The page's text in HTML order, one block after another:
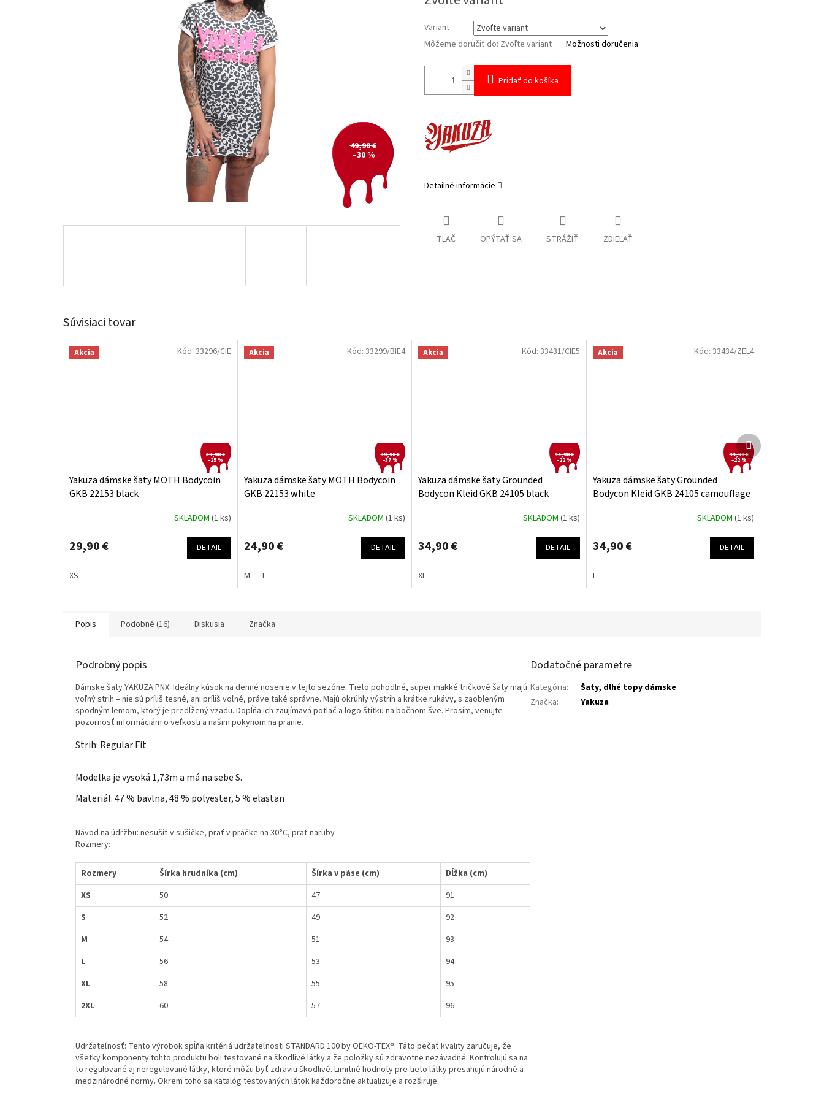
49,90 €
–30 %
Variant
Môžeme doručiť do: Zvoľte variant Možnosti doručenia
Pridať do košíka
Detailné informácie
TLAČ OPÝTAŤ SA STRÁŽIŤ ZDIEĽAŤ
Súvisiaci tovar
Akcia
39,90 €
–25 %
Yakuza dámske šaty MOTH Bodycoin
GKB 22153 black
SKLADOM (1 ks)
29,90 € DETAIL
XS
Kód: 33296/CIE Akcia
39,90 €
–37 %
Yakuza dámske šaty MOTH Bodycoin
GKB 22153 white
SKLADOM (1 ks)
24,90 € DETAIL
M L
Kód: 33299/BIE4 Akcia
44,90 €
–22 %
Yakuza dámske šaty Grounded
Bodycon Kleid GKB 24105 black
SKLADOM (1 ks)
34,90 € DETAIL
XL
Kód: 33431/CIE5 Akcia
44,90 €
–22 %
Yakuza dámske šaty Grounded
Bodycon Kleid GKB 24105 camouflage
SKLADOM (1 ks)
34,90 € DETAIL
L
Kód: 33434/ZEL4
Ďalší
produkt
Popis Podobné (16) Diskusia Značka
Podrobný popis
Dámske šaty YAKUZA PNX. Ideálny kúsok na denné nosenie v tejto sezóne. Tieto pohodlné, super mäkké tričkové šaty majú
voľný strih – nie sú príliš tesné, ani príliš voľné, práve také správne. Majú okrúhly výstrih a krátke rukávy, s zaobleným
spodným lemom, ktorý je predĺžený vzadu. Dopĺňa ich zaujímavá potlač a logo štítku na bočnom šve. Prosím, venujte
pozornosť informáciám o veľkosti a našim pokynom na pranie.
Strih: Regular Fit
Modelka je vysoká 1,73m a má na sebe S.
Materiál: 47 % bavlna, 48 % polyester, 5 % elastan
Návod na údržbu: nesušiť v sušičke, prať v práčke na 30°C, prať naruby
Rozmery:
Rozmery Šírka hrudníka (cm) Šírka v páse (cm)
Dĺžka (cm)
XS
50 47
91
S
52 49
92
M
54 51
93
L
56 53
94
XL
58 55
95
2XL
60 57 96
Udržateľnosť: Tento výrobok spĺňa kritériá udržateľnosti STANDARD 100 by OEKO-TEX®. Táto pečať kvality zaručuje, že
všetky komponenty tohto produktu boli testované na škodlivé látky a že položky sú zdravotne nezávadné. Kontrolujú sa na
to regulované aj neregulované látky, ktoré môžu byť zdraviu škodlivé. Limitné hodnoty pre tieto látky presahujú národné a
medzinárodné normy. Okrem toho sa katalóg testovaných látok každoročne aktualizuje a rozširuje.
Dodatočné parametre
Kategória:
Šaty, dlhé topy dámske
Značka: Yakuza